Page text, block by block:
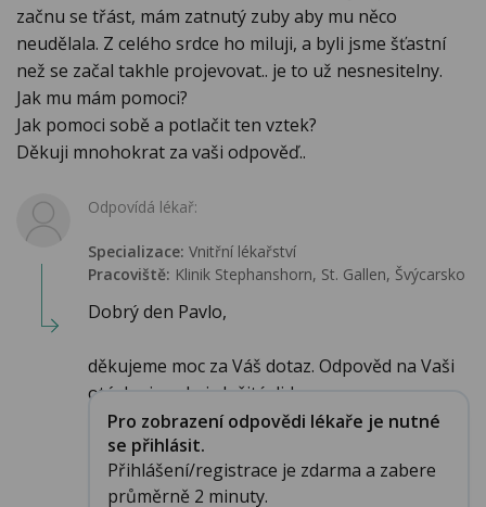
začnu se třást, mám zatnutý zuby aby mu něco
neudělala. Z celého srdce ho miluji, a byli jsme šťastní
než se začal takhle projevovat.. je to už nesnesitelny.
Jak mu mám pomoci?
Jak pomoci sobě a potlačit ten vztek?
Děkuji mnohokrat za vaši odpověď..
Odpovídá lékař:
Specializace: Vnitřní lékařství
Pracoviště: Klinik Stephanshorn, St. Gallen, Švýcarsko
Dobrý den Pavlo,
děkujeme moc za Váš dotaz. Odpověd na Vaši
otázku je velmi složité, lid...
Pro zobrazení odpovědi lékaře je nutné
se přihlásit.
Přihlášení/registrace je zdarma a zabere
průměrně 2 minuty.